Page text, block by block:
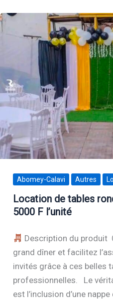
Abomey-Calavi Autres
Location de tables
5000 F l’unité
Description du produit
grand dîner et facilitez
invités grâce à ces belles
professionnelles. Le
est l’inclusion d’une